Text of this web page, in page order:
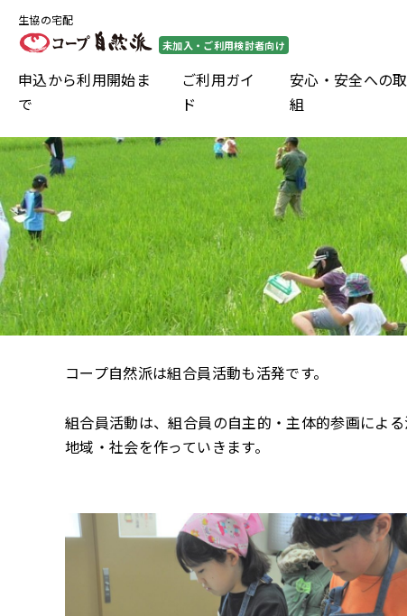
生協の宅配
未加入・ご利用検討者向け
申込から利用開始ま
で
ご利用ガイ
ド
安心・安全への取
組
コープ自然派は組合員活動も活発です。
組合員活動は、組合員の自主的・主体的参画によ
地域・社会を作っていきます。